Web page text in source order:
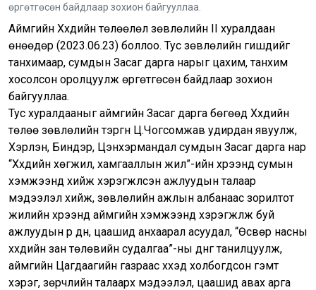
өргөтгөсөн байдлаар зохион байгууллаа.
Аймгийн Хүүхдийн төлөөлөл зөвлөлийн II хуралдаан
өнөөдөр (2023.06.23) боллоо. Тус зөвлөлийн гишүүдийг
танхимаар, сумдын Засаг дарга нарыг цахим, танхим
хосолсон оролцуулж өргөтгөсөн байдлаар зохион
байгууллаа.
Тус хуралдааныг аймгийн Засаг дарга бөгөөд Хүүхдийн
төлөө зөвлөлийн тэргүүн Ц.Чогсомжав удирдан явуулж,
Хэрлэн, Биндэр, Цэнхэрмандал сумдын Засаг дарга нар
“Хүүхдийн хөгжил, хамгааллын жил”-ийн хүрээнд сумын
хэмжээнд хийж хэрэгжүүлсэн ажлуудын талаар
мэдээлэл хийж, зөвлөлийн ажлын албанаас зорилтот
жилийн хүрээнд аймгийн хэмжээнд хэрэгжүүлж буй
ажлуудын үр дүн, цаашид анхаарал асуудал, “Өсвөр насны
хүүхдийн зан төлөвийн судалгаа”-ны дүнг танилцуулж,
аймгийн Цагдаагийн газраас хүүхэд холбогдсон гэмт
хэрэг, зөрчлийн талаарх мэдээлэл, цаашид авах арга